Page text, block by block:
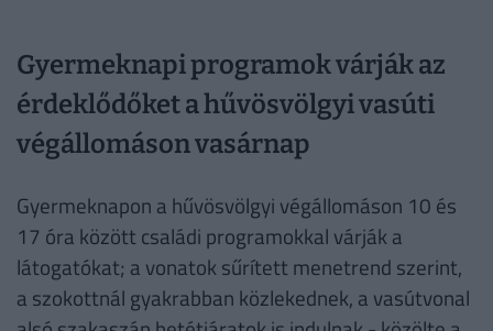
Gyermeknapi programok várják az
érdeklődőket a hűvösvölgyi vasúti
végállomáson vasárnap
Gyermeknapon a hűvösvölgyi végállomáson 10 és
17 óra között családi programokkal várják a
látogatókat; a vonatok sűrített menetrend szerint,
a szokottnál gyakrabban közlekednek, a vasútvonal